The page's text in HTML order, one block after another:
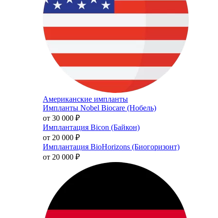
Американские импланты
Импланты Nobel Biocare (Нобель)
от 30 000 ₽
Имплантация Bicon (Байкон)
от 20 000 ₽
Имплантация BioHorizons (Биогоризонт)
от 20 000 ₽